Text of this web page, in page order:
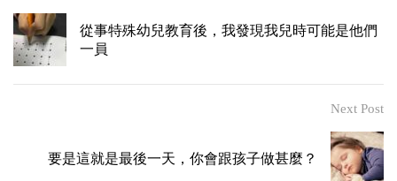
從事特殊幼兒教育後，我發現我兒時可能是他們
一員
Next Post
要是這就是最後一天，你會跟孩子做甚麼？